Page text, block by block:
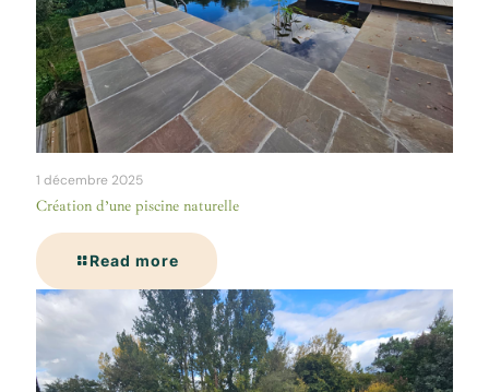
1 décembre 2025
Création d’une piscine naturelle
Read more